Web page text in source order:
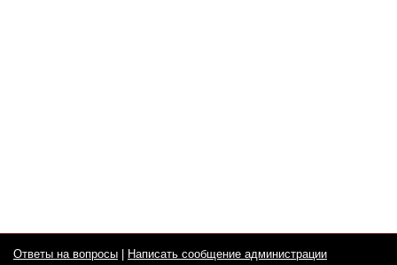
Ответы на вопросы Написать сообщение администрации